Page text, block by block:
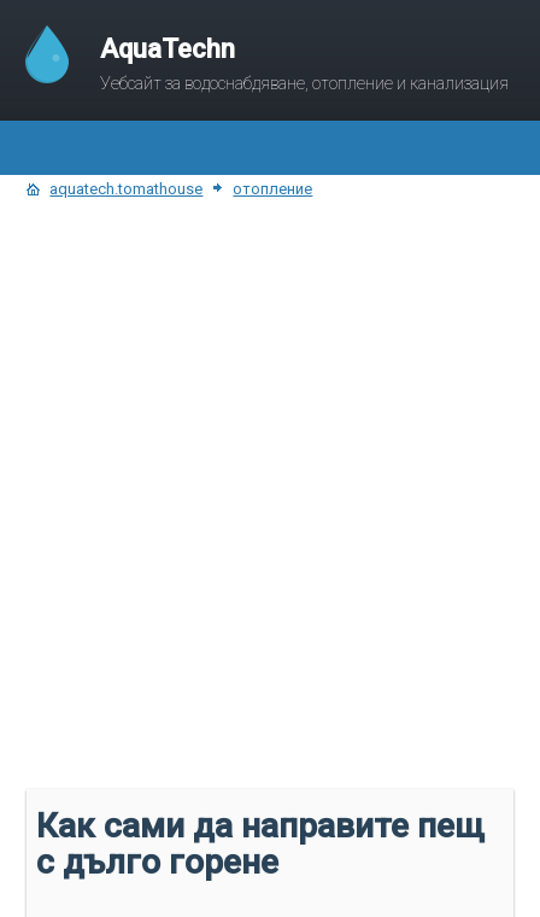
AquaTechn
Уебсайт за водоснабдяване, отопление и канализация
aquatech.tomathouse отопление
Как сами да направите пещ
с дълго горене